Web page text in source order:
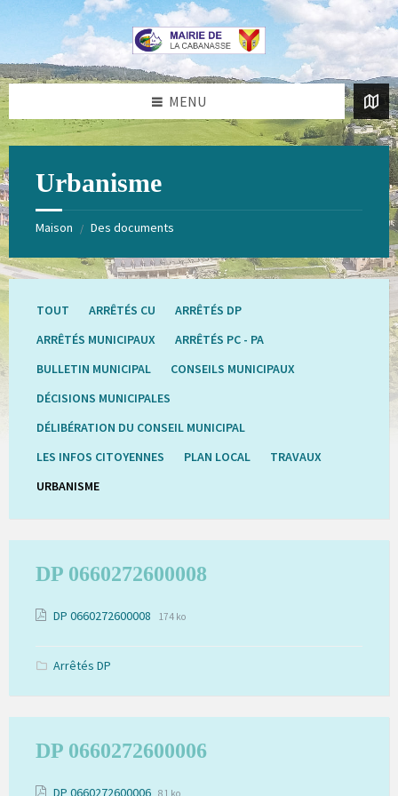
Aller
Passer
page
MENU
Urbanisme
Maison / Des documents
TOUT ARRÊTÉS CU
ARRÊTÉS DP
ARRÊTÉS MUNICIPAUX
ARRÊTÉS PC - PA
BULLETIN MUNICIPAL
CONSEILS MUNICIPAUX
DÉCISIONS MUNICIPALES
DÉLIBÉRATION DU CONSEIL MUNICIPAL
LES INFOS CITOYENNES
PLAN LOCAL
TRAVAUX
URBANISME
DP 0660272600008
Pièces
DP 0660272600008
Extension
fichier:
Taille
fichier:
174 ko
Arrêtés DP
DP 0660272600006
Pièces
DP 0660272600006 Extension
Taille
81 ko